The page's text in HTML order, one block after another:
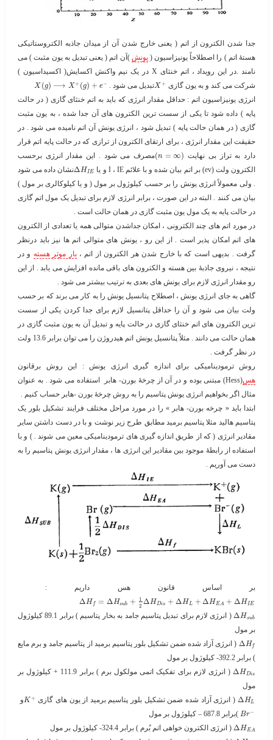
جدا شدن الکترون از اتم ( یعنی خارج شدن آن از میدان جاذبه الکتروستاتیکی
هستۀ اتم ) را اصطلاحاً یونیزاسیون (یونش )آن اتم ( یعنی تبدیل به یون مثبت ) می
نامند .در این رویداد ، اتم خنثای X در یک نیم واکنش اکسایش( اکسیداسیون )
شرکت می کند و به یون گازی ​
X + ​تبدیل می شود . ​ X (g) ⟶ X+ (g) + e−
انرژی یونیزاسیون اتم :حداقل مقدار انرژی که باید به اتم خنثای گازی ( در حالت
پایه ) داده شود تا یکی از سست ترین الکترون های آن جدا شده ، به یون مثبت
گازی ( در همان حالت پایه ) تبدیل شود ، انرژی یونش آن اتم نامیده می شود . در
حقیقت این مقدار انرژی ، برای ارتقای الکترون از ترازی که در حالت پایه اتم قرار
دارد به تراز بی نهایت ​
(n = ∞)
​مصرف می شود . این مقدار انرژی برحسب
الکترون ولت (ev) بر اتم بیان شده و با علائم I ، IE و یا ​
ΔHIE
​نشان داده می شود
. ولی معمولاً انرژی یونش را بر حسب کیلوژول بر مول ( و یا کیلوکالری بر مول )
بیان می کنند . البته در این صورت ، برابر انرژی لازم برای تبدیل یک مول اتم گازی
در حالت پایه به یک مول یون مثبت گازی در همان حالت است .
در مورد اتم های چند الکترونی ، امکان جداشدن متوالی همه یا تعدادی از الکترون
های اتم امکان پذیر است . از این رو ، یونش های متوالی اتم ها نیز باید درنظر
گرفت . بدیهی است که با خارج شدن هر الکترون از اتم ،بار موثر هسته و در
نتیجه ، نیروی جاذبۀ بین هسته و الکترون های باقی مانده افزایش می یابد . از این
رو مقدار انرژی لازم برای یونش های بعدی به ترتیب بیشتر می شود .
گاهی به جای انرژی یونش ، اصطلاح پتانسیل یونش را به کار می برند که بر حسب
ولت بیان می شود و آن را حداقل پتانسیل لازم برای جدا کردن یکی از سست
ترین الکترون های اتم خنثای گازی در حالت پایه و تبدیل آن به یون مثبت گازی در
همان حالت می دانند . مثلاً پتانسیل یونش اتم هیدروژن را می توان برابر 13.6 ولت
در نظر گرفت .
روش ترمودینامیکی برای اندازه گیری انرژی یونش :
این روش برقانون
هس
(Hess) مبتنی بوده و در آن از چرخۀ بورن- هابر استفاده می شود . به عنوان
مثال اگر بخواهیم انرژی یونش پتاسیم را به روش چرخۀ بورن -هابر حساب کنیم .
ابتدا باید « چرخه بورن- هابر » را در مورد مراحل مختلف فرایند تشکیل بلور یک
پتاسیم هالید مثلا پتاسیم برمید مطابق طرح زیر نوشت و با در دست داشتن سایر
مقادیر انرژی ( که از طریق اندازه گیری های ترمودینامیکی معین می شوند . ) و با
استفاده از رابطۀ موجود بین مقادیر این انرژی ها ، مقدار انرژی یونش پتاسیم را به
دست می آوریم .
بر اساس قانون هس داریم : ​
ΔH f = ΔHsub +
1
2 ΔHDis + ΔHL + ΔHEA + ΔHIE
ΔHsub
​ ( انرژی لازم برای تبدیل پتاسیم جامد به بخار پتاسیم ) برابر 89.1 کیلوژول
بر مول
ΔH f
​ ( انرژی آزاد شده ضمن تشکیل بلور پتاسیم برمید از پتاسیم جامد و برم مایع
) برابر 392.2- کیلوژول بر مول
ΔHDis
​ ( انرژی لازم برای تفکیک اتمی مولکول برم ) برابر 111.9 + کیلوژول بر
مول
ΔHL ​ ( انرژی آزاد شده ضمن تشکیل بلور پتاسیم برمید از یون های گازی ​ K+ ​و ​
Br−
​ )برابر 687.8 – کیلوژول بر مول
ΔHEA
​ ( انرژی الکترون خواهی اتم بُرم ) برابر 324.4- کیلوژول بر مول